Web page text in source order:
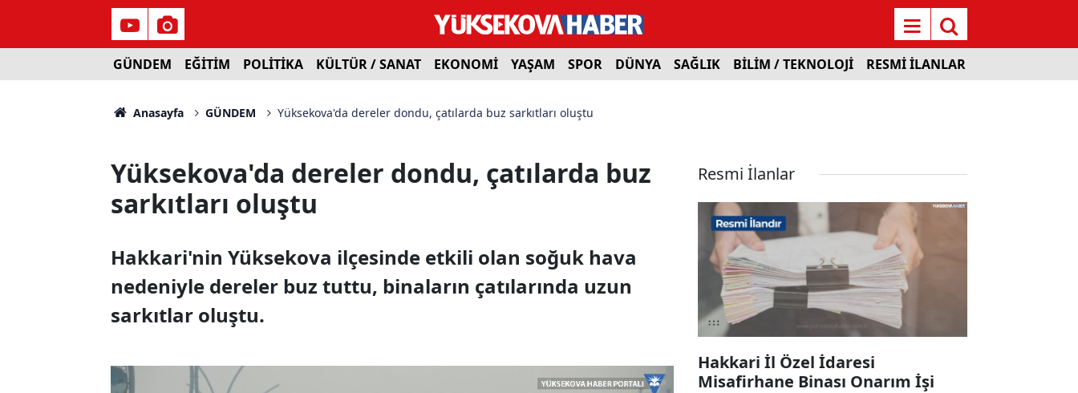
GÜNDEM EĞİTİM POLİTİKA KÜLTÜR / SANAT EKONOMİ YAŞAM SPOR DÜNYA SAĞLIK BİLİM / TEKNOLOJİ RESMİ İLANLAR
Anasayfa GÜNDEM Yüksekova'da dereler dondu, çatılarda buz sarkıtları oluştu
Yüksekova'da dereler dondu, çatılarda buz
sarkıtları oluştu
Hakkari'nin Yüksekova ilçesinde etkili olan soğuk hava
nedeniyle dereler buz tuttu, binaların çatılarında uzun
sarkıtlar oluştu.
Resmi İlanlar
Hakkari İl Özel İdaresi
Misafirhane Binası Onarım İşi